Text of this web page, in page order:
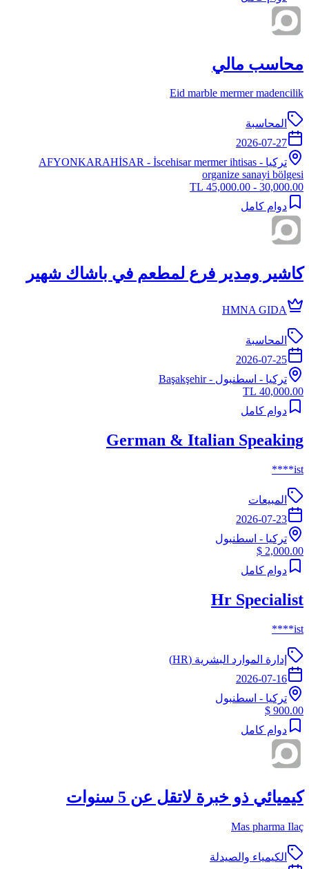
محاسب مالي
Eid marble mermer madencilik
المحاسبة
2026-07-27
تركيا -
AFYONKARAHİSAR - İscehisar mermer ihtisas
organize sanayi bölgesi
30,000.00 - 45,000.00 TL
دوام كامل
كاشير ومدير فرع لمطعم في باشاك شهير
HMNA GIDA
المحاسبة
2026-07-25
تركيا - اسطنبول - Başakşehir
40,000.00 TL
دوام كامل
German & Italian Speaking
ist****
المبيعات
2026-07-23
تركيا - اسطنبول
2,000.00 $
دوام كامل
Hr Specialist
ist****
إدارة الموارد البشرية (HR)
2026-07-16
تركيا - اسطنبول
900.00 $
دوام كامل
كيميائي ذو خبرة لاتقل عن 5 سنوات
Mas pharma Ilaç
الكيمياء والصيدلة